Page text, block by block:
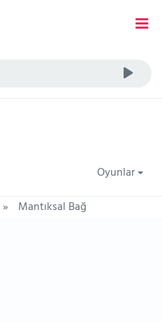
Oyunlar
» Mantıksal Bağ